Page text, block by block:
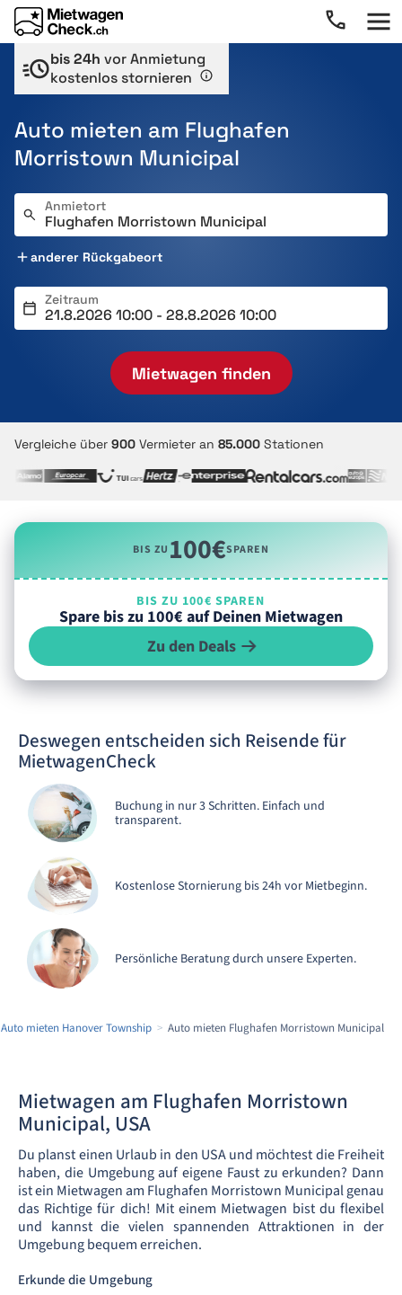
bis 24h vor Anmietung
kostenlos stornieren
Auto mieten am Flughafen
Morristown Municipal
Anmietort
anderer Rückgabeort
Zeitraum
Mietwagen finden
Vergleiche über 900 Vermieter an 85.000 Stationen
BIS ZU100€SPAREN
BIS ZU 100€ SPAREN
Spare bis zu 100€ auf Deinen Mietwagen
Zu den Deals
Deswegen entscheiden sich Reisende für
MietwagenCheck
Buchung in nur 3 Schritten. Einfach und
transparent.
Kostenlose Stornierung bis 24h vor Mietbeginn.
Persönliche Beratung durch unsere Experten.
Auto mieten Hanover Township Auto mieten Flughafen Morristown Municipal
Mietwagen am Flughafen Morristown
Municipal, USA
Du planst einen Urlaub in den USA und möchtest die Freiheit
haben, die Umgebung auf eigene Faust zu erkunden? Dann
ist ein Mietwagen am Flughafen Morristown Municipal genau
das Richtige für dich! Mit einem Mietwagen bist du flexibel
und kannst die vielen spannenden Attraktionen in der
Umgebung bequem erreichen.
Erkunde die Umgebung